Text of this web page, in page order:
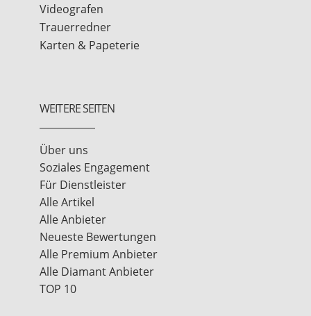
Videografen
Trauerredner
Karten & Papeterie
WEITERE SEITEN
Über uns
Soziales Engagement
Für Dienstleister
Alle Artikel
Alle Anbieter
Neueste Bewertungen
Alle Premium Anbieter
Alle Diamant Anbieter
TOP 10